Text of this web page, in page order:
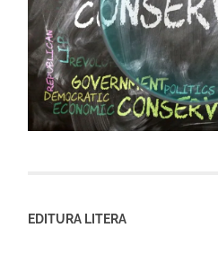
EDITURA LITERA